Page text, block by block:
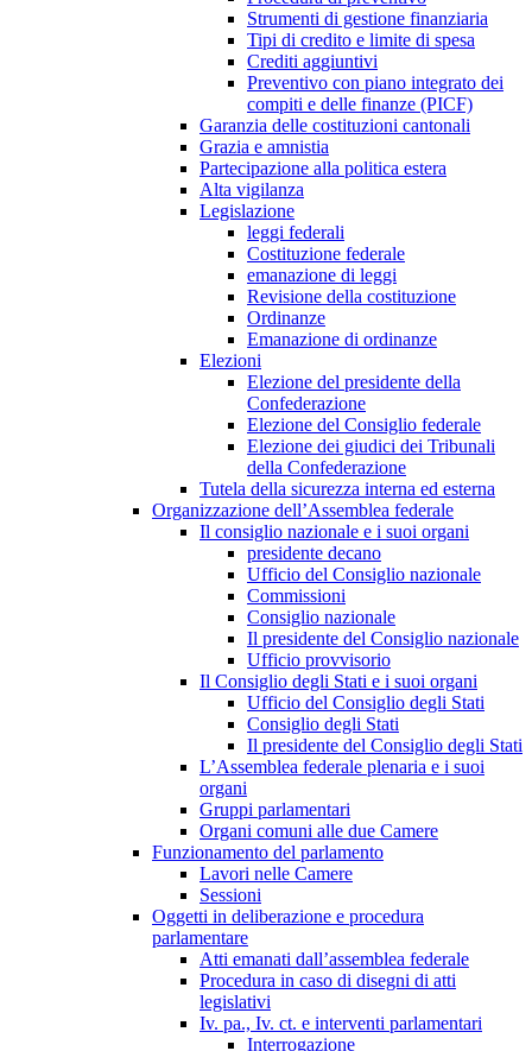
Strumenti di gestione finanziaria
Tipi di credito e limite di spesa
Crediti aggiuntivi
Preventivo con piano integrato dei
compiti e delle finanze (PICF)
Garanzia delle costituzioni cantonali
Grazia e amnistia
Partecipazione alla politica estera
Alta vigilanza
Legislazione
leggi federali
Costituzione federale
emanazione di leggi
Revisione della costituzione
Ordinanze
Emanazione di ordinanze
Elezioni
Elezione del presidente della
Confederazione
Elezione del Consiglio federale
Elezione dei giudici dei Tribunali
della Confederazione
Tutela della sicurezza interna ed esterna
Organizzazione dell’Assemblea federale
Il consiglio nazionale e i suoi organi
presidente decano
Ufficio del Consiglio nazionale
Commissioni
Consiglio nazionale
Il presidente del Consiglio nazionale
Ufficio provvisorio
Il Consiglio degli Stati e i suoi organi
Ufficio del Consiglio degli Stati
Consiglio degli Stati
Il presidente del Consiglio degli Stati
L’Assemblea federale plenaria e i suoi
organi
Gruppi parlamentari
Organi comuni alle due Camere
Funzionamento del parlamento
Lavori nelle Camere
Sessioni
Oggetti in deliberazione e procedura
parlamentare
Atti emanati dall’assemblea federale
Procedura in caso di disegni di atti
legislativi
Iv. pa., Iv. ct. e interventi parlamentari
Interrogazione